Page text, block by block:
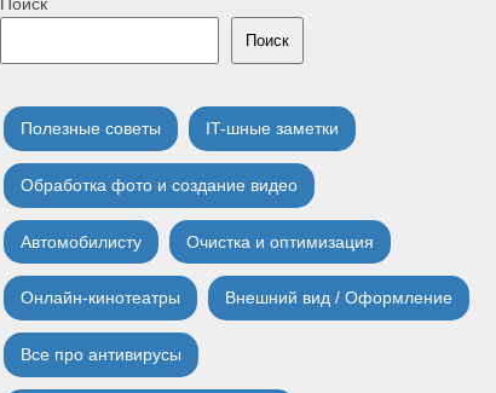
Поиск
Поиск
Полезные советы IT-шные заметки
Обработка фото и создание видео
Автомобилисту Очистка и оптимизация
Онлайн-кинотеатры Внешний вид / Оформление
Все про антивирусы